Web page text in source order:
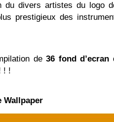
du divers artistes du logo
prestigieux des
de36 fond d’ecran
! !
Wallpaper